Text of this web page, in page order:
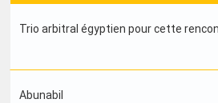
Trio arbitral égyptien pour cette
Abunabil